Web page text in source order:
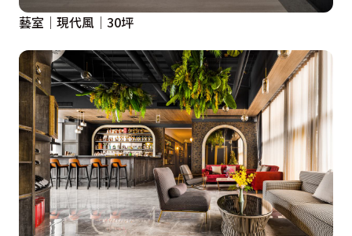
藝室│現代風│30坪